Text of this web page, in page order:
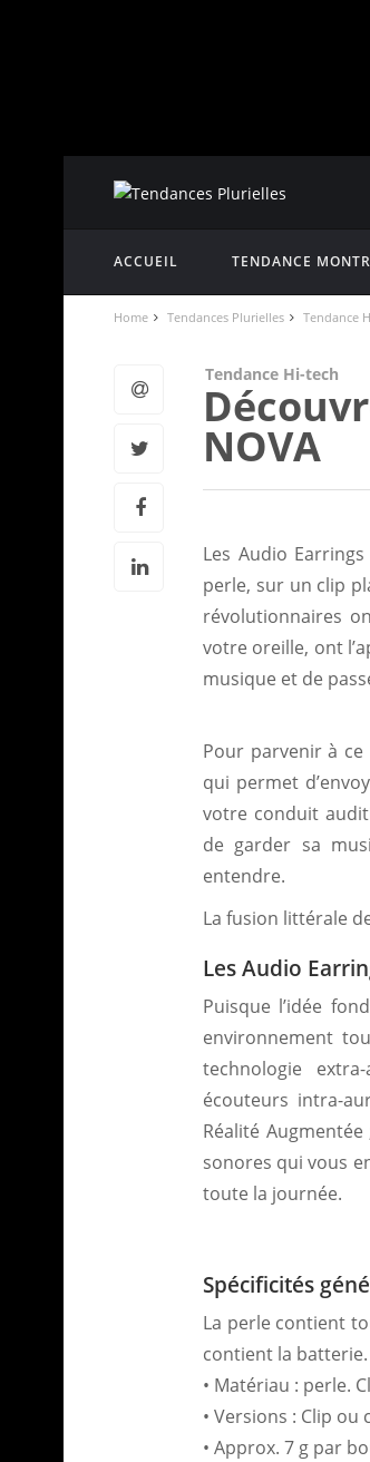
ACCUEIL TENDANCE
Home Tendances Plurielles Tendance
Tendance Hi-tech
NOVA
Les Audio Earrings
perle, sur un clip
révolutionnaires
votre oreille, ont
musique et de
Pour parvenir à
qui permet
votre conduit
de garder sa
entendre.
La fusion littérale
Les Audio
Puisque l’idée
environnement
technologie
écouteurs intra-
Réalité
sonores qui vous
toute la journée.
Spécificités
La perle contient
contient la batterie.
• Matériau : perle.
• Versions : Clip ou
• Approx. 7 g par